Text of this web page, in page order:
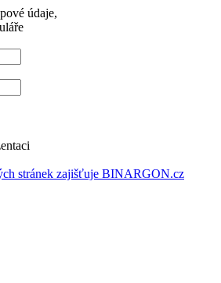
údaje,
stránek zajišťuje BINARGON.cz